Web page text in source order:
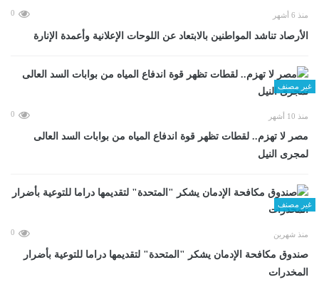
منذ 6 أشهر 0
الأرصاد تناشد المواطنين بالابتعاد عن اللوحات الإعلانية وأعمدة الإنارة
غير مصنف
منذ 10 أشهر 0
مصر لا تهزم.. لقطات تظهر قوة اندفاع المياه من بوابات السد العالى
لمجرى النيل
غير مصنف
منذ شهرين 0
صندوق مكافحة الإدمان يشكر "المتحدة" لتقديمها دراما للتوعية بأضرار
المخدرات